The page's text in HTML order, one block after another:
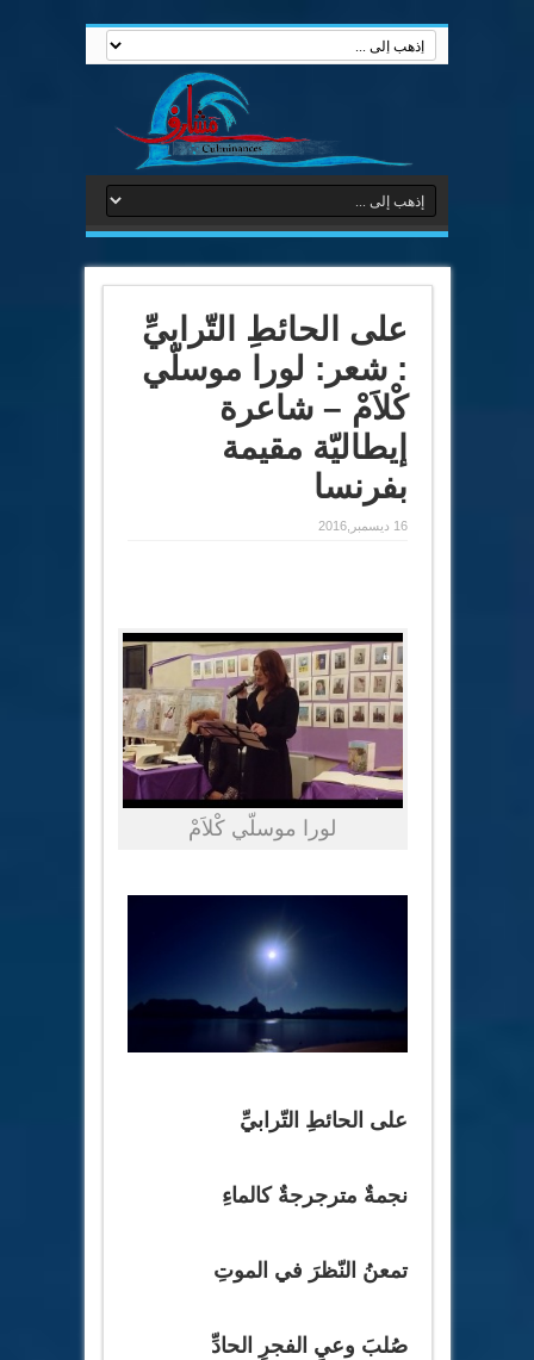
على الحائطِ التّرابيِّ
: شعر: لورا موسلّي
كْلاَمْ – شاعرة
إيطاليّة مقيمة
بفرنسا
16 ديسمبر,2016
لورا موسلّي كْلاَمْ
على الحائطِ التّرابيِّ
نجمةٌ مترجرجةٌ كالماءِ
تمعنُ النّظرَ في الموتِ
صُلبَ وعيِ الفجرِ الحادِّ